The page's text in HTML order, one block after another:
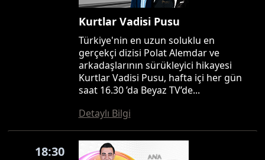
Kurtlar Vadisi Pusu
Türkiye'nin en uzun soluklu en
gerçekçi dizisi Polat Alemdar ve
arkadaşlarının sürükleyici hikayesi
Kurtlar Vadisi Pusu, hafta içi her gün
saat 16.30 ’da Beyaz TV’de...
Detaylı Bilgi
18:30